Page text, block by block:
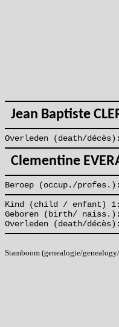
Jean Baptiste
Overleden (death/décès):
Clementine
Beroep (occup./profes.):
Kind (child / enfant) 1:
Geboren (birth/ naiss.):
Overleden (death/décès):
Stamboom (genealogie/